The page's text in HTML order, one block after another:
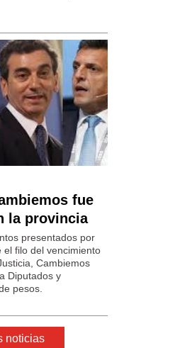
fue
la provincia
presentados por
el filo del vencimiento
Cambiemos
Diputados y
pesos.
noticias